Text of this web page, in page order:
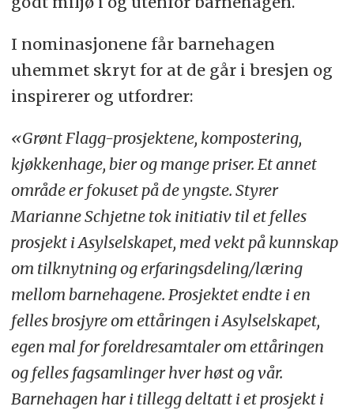
I nominasjonene får barnehagen
uhemmet skryt for at de går i bresjen og
inspirerer og utfordrer:
«Grønt Flagg-prosjektene, kompostering,
kjøkkenhage, bier og mange priser. Et annet
område er fokuset på de yngste. Styrer
Marianne Schjetne tok initiativ til et felles
prosjekt i Asylselskapet, med vekt på kunnskap
om tilknytning og erfaringsdeling/læring
mellom barnehagene. Prosjektet endte i en
felles brosjyre om ettåringen i Asylselskapet,
egen mal for foreldresamtaler om ettåringen
og felles fagsamlinger hver høst og vår.
Barnehagen har i tillegg deltatt i et prosjekt i